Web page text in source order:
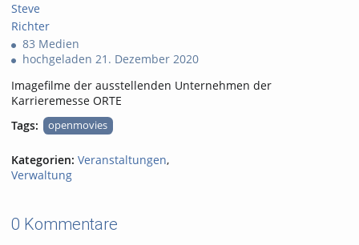
Steve
Richter
83 Medien
hochgeladen 21. Dezember 2020
Imagefilme der ausstellenden Unternehmen der
Karrieremesse ORTE
Tags:
openmovies
Kategorien: Veranstaltungen,
Verwaltung
0 Kommentare